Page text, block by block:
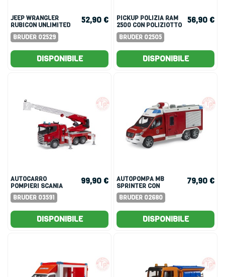
JEEP WRANGLER
RUBICON UNLIMITED
CON KAYAK E
KAYAKER
BRUDER 02529
52,90 €
DISPONIBILE
PICKUP POLIZIA RAM
2500 CON POLIZIOTTO
BRUDER 02505
56,90 €
DISPONIBILE
AUTOCARRO
POMPIERI SCANIA
SUPER 560R CON
SCALA GIREVOLE,
MODULO...
BRUDER 03591
99,90 €
DISPONIBILE
AUTOPOMPA MB
SPRINTER CON
MODULO LIGHT +
SOUND
BRUDER 02680
79,90 €
DISPONIBILE